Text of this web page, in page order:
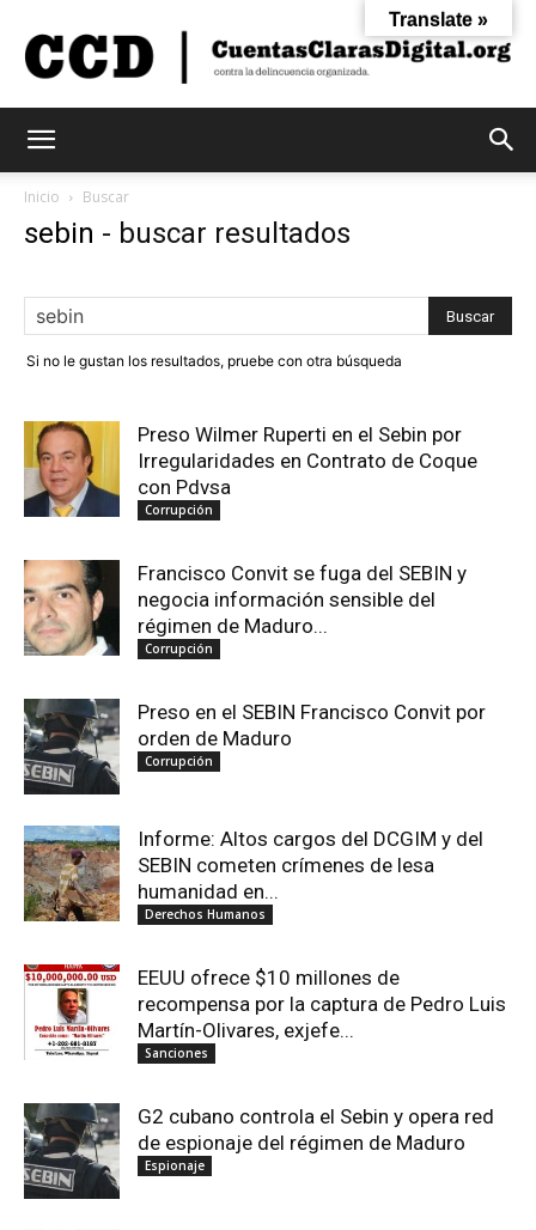
Inicio Buscar
sebin - buscar resultados
Si no le gustan los resultados, pruebe con otra búsqueda
Preso Wilmer Ruperti en el Sebin por
Irregularidades en Contrato de Coque
con Pdvsa
Corrupción
Francisco Convit se fuga del SEBIN y
negocia información sensible del
régimen de Maduro...
Corrupción
Preso en el SEBIN Francisco Convit por
orden de Maduro
Corrupción
Informe: Altos cargos del DCGIM y del
SEBIN cometen crímenes de lesa
humanidad en...
Derechos Humanos
EEUU ofrece $10 millones de
recompensa por la captura de Pedro Luis
Martín-Olivares, exjefe...
Sanciones
G2 cubano controla el Sebin y opera red
de espionaje del régimen de Maduro
Espionaje
Translate »